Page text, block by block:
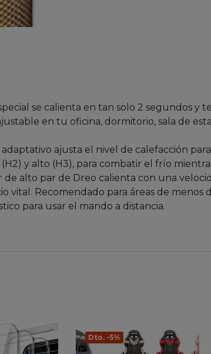
se calienta en tan solo 2 segundos y
en tu oficina, dormitorio, sala de
adaptativo ajusta el nivel de calefacción
y alto (H3), para combatir el frío
de alto par de Dreo calienta con una
vital. Recomendado para áreas de menos
para usar el mando a distancia.
Dto. -5%